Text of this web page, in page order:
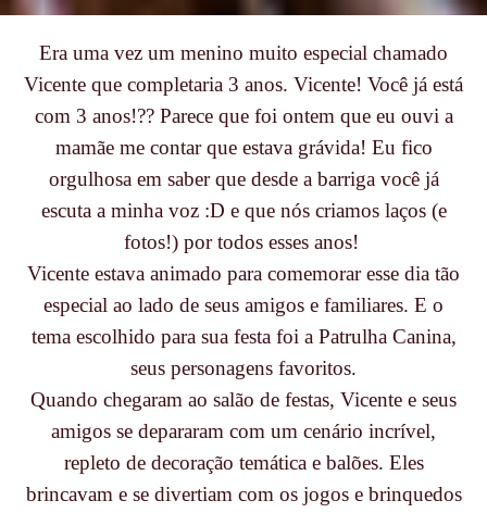
Era uma vez um menino muito especial chamado
Vicente que completaria 3 anos. Vicente! Você já está
com 3 anos!?? Parece que foi ontem que eu ouvi a
mamãe me contar que estava grávida! Eu fico
orgulhosa em saber que desde a barriga você já
escuta a minha voz :D e que nós criamos laços (e
fotos!) por todos esses anos!
Vicente estava animado para comemorar esse dia tão
especial ao lado de seus amigos e familiares. E o
tema escolhido para sua festa foi a Patrulha Canina,
seus personagens favoritos.
Quando chegaram ao salão de festas, Vicente e seus
amigos se depararam com um cenário incrível,
repleto de decoração temática e balões. Eles
brincavam e se divertiam com os jogos e brinquedos